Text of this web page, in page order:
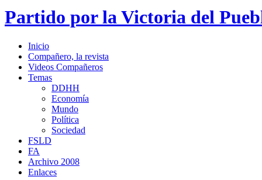
Partido por la Victoria del
Inicio
Compañero, la revista
Videos Compañeros
Temas
DDHH
Economía
Mundo
Política
Sociedad
FSLD
FA
Archivo 2008
Enlaces